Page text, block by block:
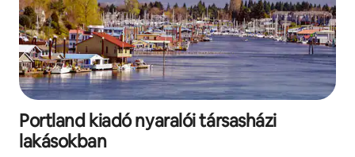
Portland kiadó nyaralói társasházi
lakásokban